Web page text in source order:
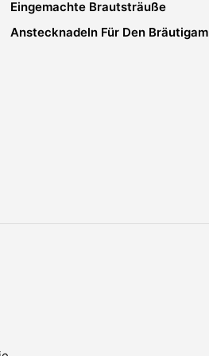
Eingemachte Brautsträuße
Anstecknadeln Für Den Bräutigam